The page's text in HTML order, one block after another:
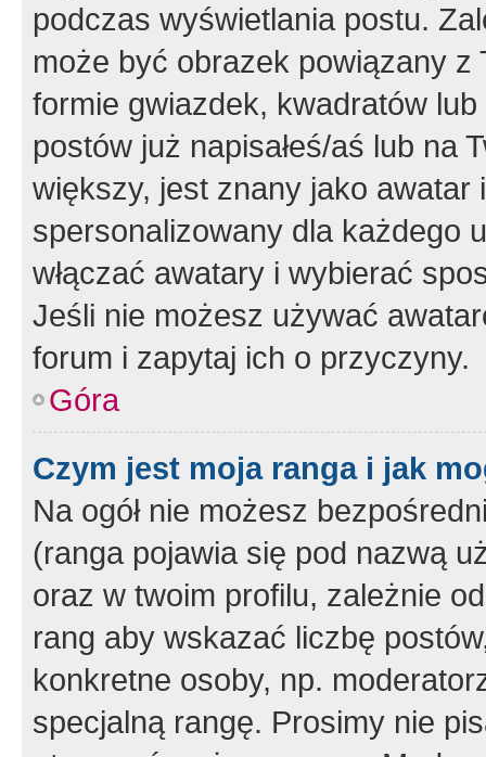
podczas wyświetlania postu.
może być obrazek powiązany z
formie gwiazdek, kwadratów
postów już napisałeś/aś lub na
większy, jest znany jako
spersonalizowany dla każdego
włączać awatary i wybierać
Jeśli nie możesz używać
forum i zapytaj ich o przyczyny.
Góra
Czym jest moja ranga i jak
Na ogół nie możesz
(ranga pojawia się pod nazwą
oraz w twoim profilu, zależnie
rang aby wskazać liczbę
konkretne osoby, np.
specjalną rangę. Prosimy nie